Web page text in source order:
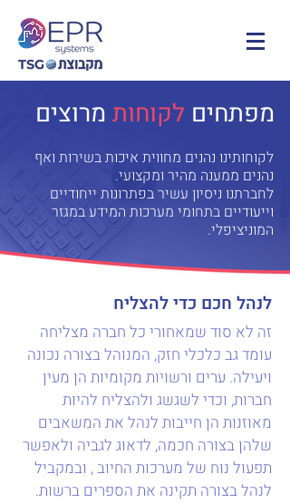
מפתחים לקוחות מרוצים
לקוחותינו נהנים מחווית איכות בשירות ואף
נהנים ממענה מהיר ומקצועי.
לחברתנו ניסיון עשיר בפתרונות ייחודיים
וייעודיים בתחומי מערכות המידע במגזר
המוניציפלי.
לנהל חכם כדי להצליח
זה לא סוד שמאחורי כל חברה מצליחה
עומד גב כלכלי חזק, המנוהל בצורה נכונה
ויעילה. ערים ורשויות מקומיות הן מעין
חברות, וכדי לשגשג ולהצליח להיות
מאוזנות הן חייבות לנהל את המשאבים
שלהן בצורה חכמה, לדאוג לגביה ולאפשר
תפעול נוח של מערכות החיוב , ובמקביל
לנהל בצורה תקינה את הספרים ברשות.